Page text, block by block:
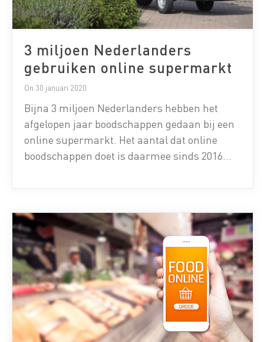
3 miljoen Nederlanders
gebruiken online supermarkt
On 30 januari 2020
Bijna 3 miljoen Nederlanders hebben het
afgelopen jaar boodschappen gedaan bij een
online supermarkt. Het aantal dat online
boodschappen doet is daarmee sinds 2016
Nederlanders. Online supermarkt in de lift
Van alle Nederlanders heeft 21% in […]